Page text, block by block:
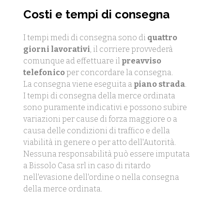
Costi e tempi di consegna
I tempi medi di consegna sono di quattro
giorni lavorativi, il corriere provvederà
comunque ad effettuare il preavviso
telefonicoper concordare la consegna.
La consegna viene eseguita a piano strada.
I tempi di consegna della merce ordinata
sono puramente indicativi e possono subire
variazioni per cause di forza maggiore o a
causa delle condizioni di traffico e della
viabilità in genere o per atto dell'Autorità.
Nessuna responsabilità può essere imputata
a Bissolo Casa srl in caso di ritardo
nell'evasione dell'ordine o nella consegna
della merce ordinata.